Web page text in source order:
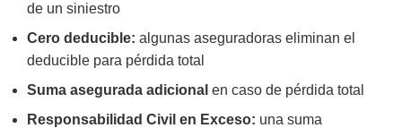
de un siniestro
Cero deducible: algunas aseguradoras eliminan el
deducible para pérdida total
Suma asegurada adicional en caso de pérdida total
Responsabilidad Civil en Exceso: una suma